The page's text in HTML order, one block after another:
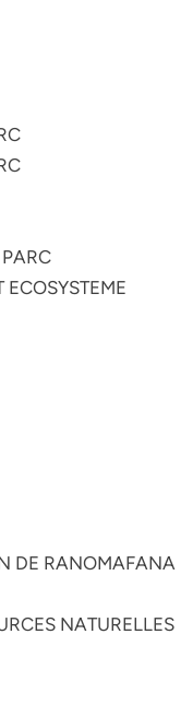
ECOSYSTEME
DE RANOMAFANA
NATURELLES